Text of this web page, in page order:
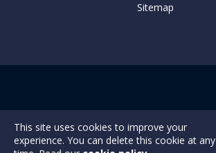
Sitemap
This site uses cookies to improve your
experience. You can delete this cookie at any